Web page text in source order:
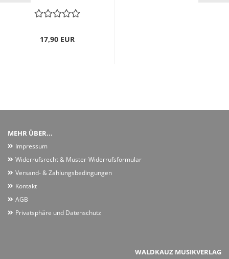
17,90 EUR
MEHR ÜBER...
Impressum
Widerrufsrecht & Muster-Widerrufsformular
Versand- & Zahlungsbedingungen
Kontakt
AGB
Privatsphäre und Datenschutz
WALDKAUZ MUSIKVERLAG